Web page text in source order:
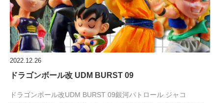
2022.12.26
ドラゴンボール改 UDM BURST 09
ドラゴンボール改UDM BURST 09銀河パトロール ジャコ